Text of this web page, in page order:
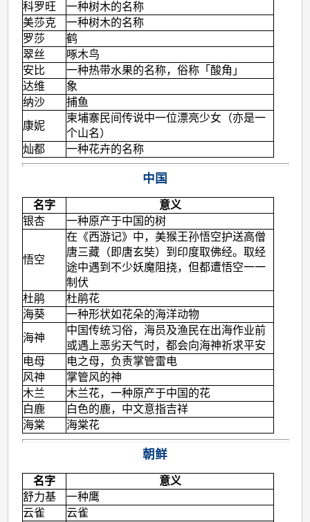
科罗旺
一种树木的名称
美莎克
一种树木的名称
罗莎
鹤
翠丝
啄木鸟
安比
一种热带水果的名称，俗称「酸角」
达维
象
纳沙
捕鱼
康妮
柬埔寨民间传说中一位漂亮少女（亦是一
个山名）
灿都
一种花卉的名称
中国
名字
意义
银杏
一种原产于中国的树
悟空
在《西游记》中，美猴王孙悟空护送高僧
唐三藏（即唐玄奘）到印度取佛经。取经
途中遇到不少妖魔阻挠，但都遭悟空一一
制伏
杜鹃
杜鹃花
海葵
一种形状如花朵的海洋动物
海神
中国传统习俗，海员及渔民在出海作业前
或遇上恶劣天气时，都会向海神祈求平安
电母
电之母，负责掌管雷电
风神
掌管风的神
木兰
木兰花，一种原产于中国的花
白鹿
白色的鹿，中文意指吉祥
海棠
海棠花
朝鲜
名字
意义
舒力基
一种鹰
云雀
云雀